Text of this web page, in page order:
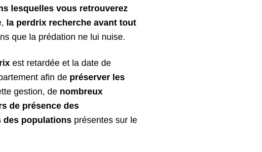
lesquelles vous retrouverez
la perdrix recherche avant tout
que la prédation ne lui nuise.
est retardée et la date de
afin de préserver les
gestion, de nombreux
de présence des
des populations présentes sur le